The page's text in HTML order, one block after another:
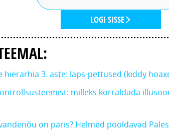
LOGI SISSE
hierarhia 3. aste: laps-pettused (kiddy
milleks korraldada
on päris? Helmed pooldavad